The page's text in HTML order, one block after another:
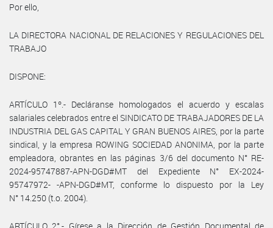
Por ello,
LA DIRECTORA NACIONAL DE RELACIONES Y REGULACIONES DEL
TRABAJO
DISPONE:
ARTÍCULO 1º.- Decláranse homologados el acuerdo y escalas
salariales celebrados entre el SINDICATO DE TRABAJADORES DE LA
INDUSTRIA DEL GAS CAPITAL Y GRAN BUENOS AIRES, por la parte
sindical, y la empresa ROWING SOCIEDAD ANONIMA, por la parte
empleadora, obrantes en las páginas 3/6 del documento N° RE-
2024-95747887-APN-DGD#MT del Expediente N° EX-2024-
95747972- -APN-DGD#MT, conforme lo dispuesto por la Ley
N° 14.250 (t.o. 2004).
ARTÍCULO 2°.- Gírese a la Dirección de Gestión Documental de